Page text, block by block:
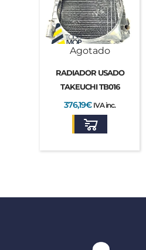
Agotado
RADIADOR USADO
TAKEUCHI TB016
376,19€ IVA inc.